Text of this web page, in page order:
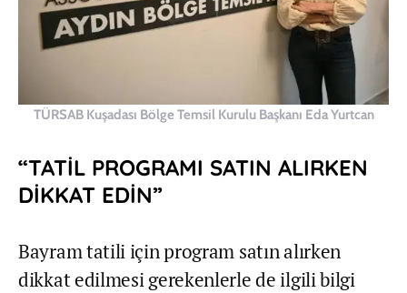
TÜRSAB Kuşadası Bölge Temsil Kurulu Başkanı Eda Yurtcan
“TATİL PROGRAMI SATIN ALIRKEN
DİKKAT EDİN”
Bayram tatili için program satın alırken
dikkat edilmesi gerekenlerle de ilgili bilgi